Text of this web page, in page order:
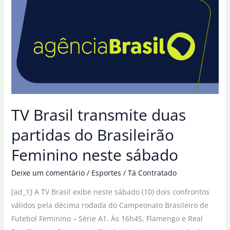
Pan-
americano
Sênior
de
wrestling
TV Brasil transmite duas
partidas do Brasileirão
Feminino neste sábado
Deixe um comentário / Esportes / Tá Contratado
[ad_1] A TV Brasil exibe neste sábado (10) dois confrontos
válidos pela décima rodada do Campeonato Brasileiro de
Futebol Feminino – Série A1. Às 16h45, Flamengo e Real